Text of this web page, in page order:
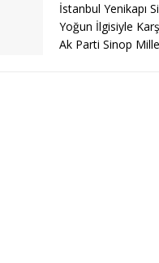
İstanbul Yenikapı
Yoğun İlgisiyle
Ak Parti Sinop